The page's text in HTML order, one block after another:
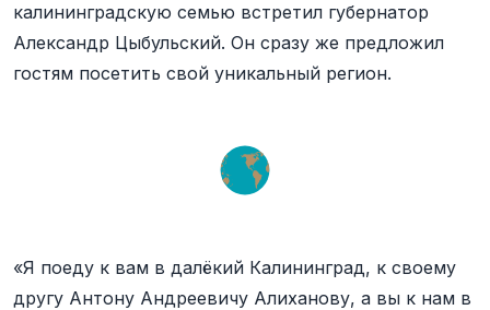
калининградскую семью встретил губернатор
Александр Цыбульский. Он сразу же предложил
гостям посетить свой уникальный регион.
«Я поеду к вам в далёкий Калининград, к своему
другу Антону Андреевичу Алиханову, а вы к нам в